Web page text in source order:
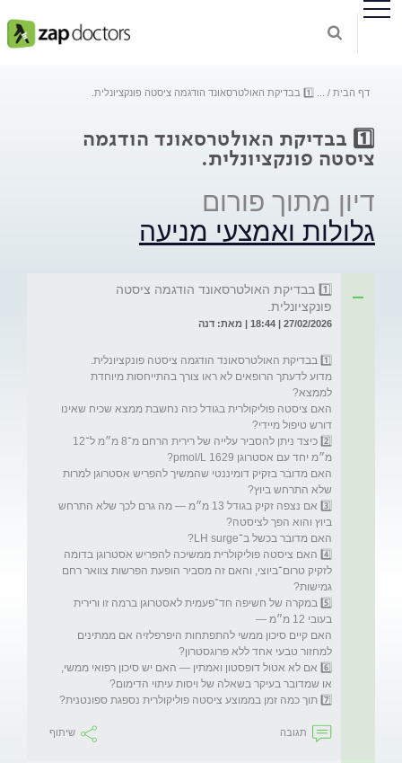
דף הבית 1️⃣ בבדיקת האולטרסאונד הודגמה ציסטה פונקציונלית.
1️⃣ בבדיקת האולטרסאונד הודגמה
ציסטה פונקציונלית.
דיון מתוך פורום
גלולות ואמצעי מניעה
1️⃣ בבדיקת האולטרסאונד הודגמה ציסטה
פונקציונלית.
27/02/2026 | 18:44 | מאת: דנה
מדוע לדעתך הרופאים לא ראו צורך בהתייחסות מיוחדת
האם ציסטה פוליקולרית בגודל כזה נחשבת ממצא שכיח שאינו
האם מדובר בזקיק דומיננטי שהמשיך להפריש אסטרוגן למרות
3️⃣ אם נצפה זקיק בגודל 13 מ״מ — מה גרם לכך שלא התרחש
4️⃣ האם ציסטה פוליקולרית ממשיכה להפריש אסטרוגן בדומה
לזקיק טרום־ביוצי, והאם זה מסביר הופעת הפרשות צוואר רחם
5️⃣ במקרה של חשיפה חד־פעמית לאסטרוגן ברמה זו ורירית
האם קיים סיכון ממשי להתפתחות היפרפלזיה אם ממתינים
6️⃣ אם לא אטול דופסטון ואמתין — האם יש סיכון רפואי ממשי,
7️⃣ תוך כמה זמן בממוצע ציסטה פוליקולרית נספגת ספונטנית?
תגובה שיתוף